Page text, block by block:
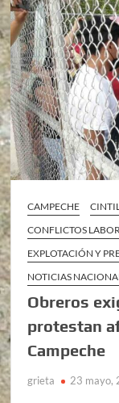
CAMPECHE
CONFLICTOS
EXPLOTACIÓN Y
NOTICIAS
Obreros
protestan
Campeche
grieta 23 mayo,